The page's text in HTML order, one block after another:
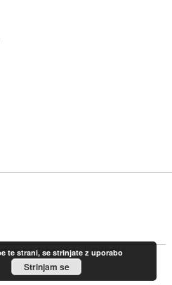
naZabec.net
Piškotki
te strani, se strinjate z uporabo
Strinjam se